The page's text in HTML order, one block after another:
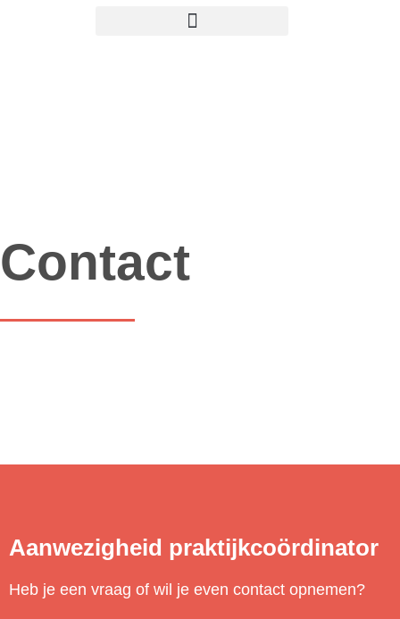
Contact
Aanwezigheid praktijkcoördinator
Heb je een vraag of wil je even contact opnemen?